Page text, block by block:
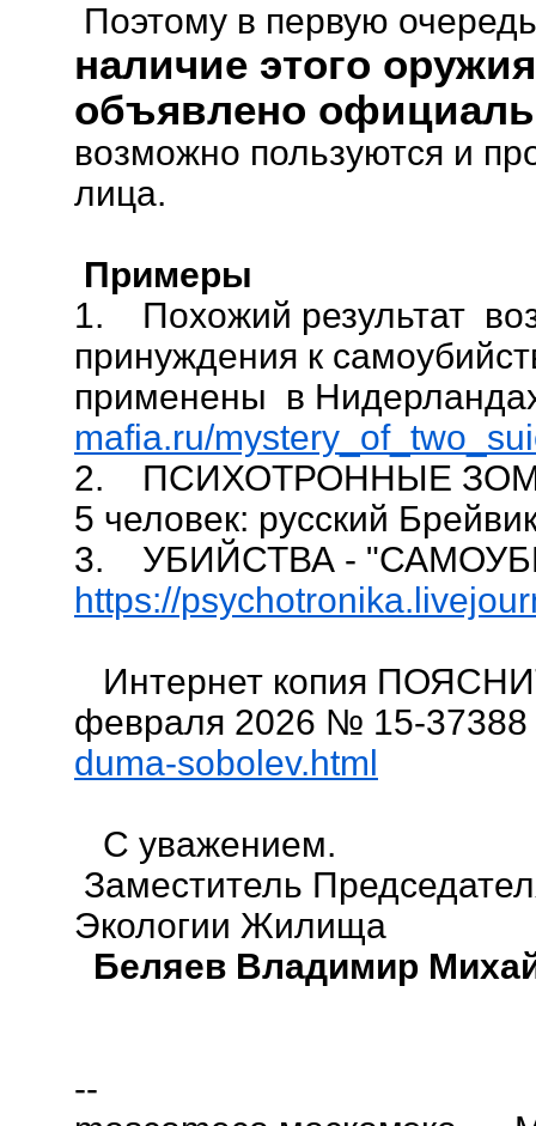
Поэтому в первую
наличие этого
объявлено
возможно пользуются и
лица.
Примеры
1. Похожий результат
принуждения к
применены в
mafia.ru/
2. ПСИХОТРОННЫЕ
5 человек: русский
3. УБИЙСТВА -
https://
Интернет копия
февраля 2026 № 15-
duma-sobolev.html
С уважением.
Заместитель
Экологии Жилища
Беляев Владимир
--